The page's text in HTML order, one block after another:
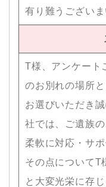
有り難うございま
T様、アンケート
のお別れの場所
お選びいただき
社では、ご遺族
柔軟に対応・サ
その点についてT
と大変光栄に存